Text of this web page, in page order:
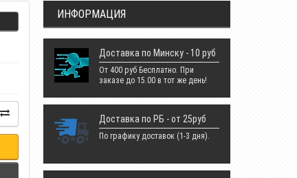
ИНФОРМАЦИЯ
Доставка по Минску - 10 руб
От 400 руб Бесплатно. При
заказе до 15.00 в тот же день!
Доставка по РБ - от 25руб
По графику доставок (1-3 дня).